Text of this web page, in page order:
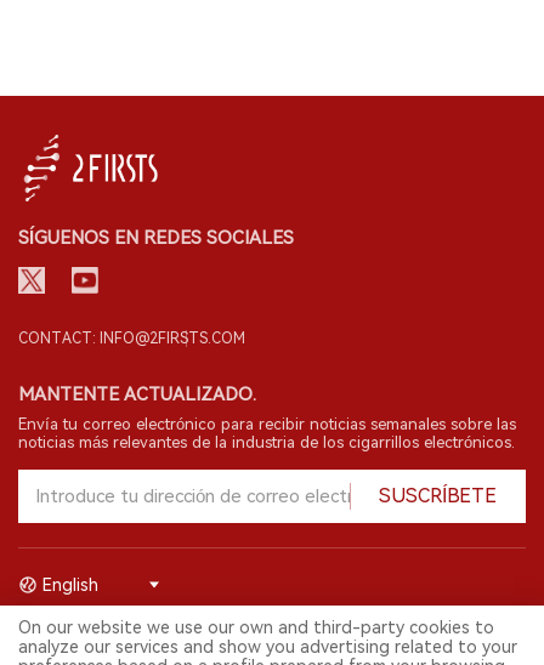
SÍGUENOS EN REDES SOCIALES
CONTACT: INFO@2FIRSTS.COM
MANTENTE ACTUALIZADO.
Envía tu correo electrónico para recibir noticias semanales sobre las
noticias más relevantes de la industria de los cigarrillos electrónicos.
SUSCRÍBETE
© 2026 Shenzhen 2FIRSTS Technology Co.,Ltd. Todos los derechos
reservados.
English
On our website we use our own and third-party cookies to
analyze our services and show you advertising related to your